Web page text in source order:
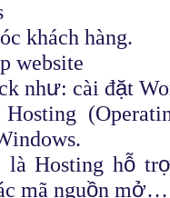
khách hàng.
website
như: cài đặt
là Hosting hỗ tr
mã nguồn mở…